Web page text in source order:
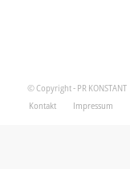
© Copyright - PR KONSTANT
Kontakt
Impressum